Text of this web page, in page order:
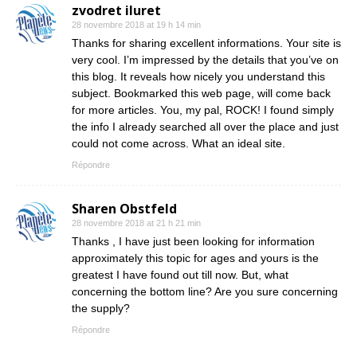
zvodret iluret
28 novembre 2018 at 19 h 14 min
Thanks for sharing excellent informations. Your site is
very cool. I’m impressed by the details that you’ve on
this blog. It reveals how nicely you understand this
subject. Bookmarked this web page, will come back
for more articles. You, my pal, ROCK! I found simply
the info I already searched all over the place and just
could not come across. What an ideal site.
Répondre
Sharen Obstfeld
28 novembre 2018 at 21 h 21 min
Thanks , I have just been looking for information
approximately this topic for ages and yours is the
greatest I have found out till now. But, what
concerning the bottom line? Are you sure concerning
the supply?
Répondre